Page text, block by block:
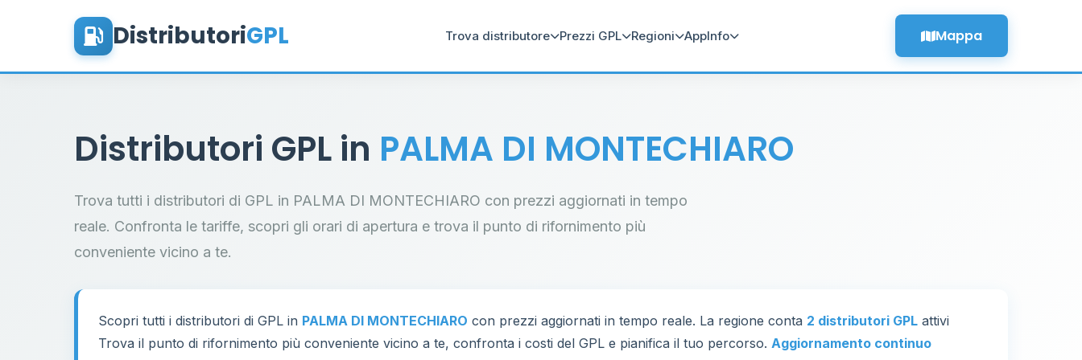
DistributoriGPL Trova distributore Prezzi GPL Regioni AppInfo Mappa
Distributori GPL in PALMA DI MONTECHIARO
Trova tutti i distributori di GPL in PALMA DI MONTECHIARO con prezzi aggiornati in tempo
reale. Confronta le tariffe, scopri gli orari di apertura e trova il punto di rifornimento più
conveniente vicino a te.
Scopri tutti i distributori di GPL in PALMA DI MONTECHIARO con prezzi aggiornati in tempo reale. La regione conta 2 distributori GPL attivi
Trova il punto di rifornimento più conveniente vicino a te, confronta i costi del GPL e pianifica il tuo percorso. Aggiornamento continuo